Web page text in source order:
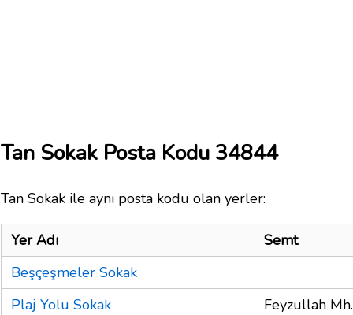
Tan Sokak Posta Kodu 34844
Tan Sokak ile aynı posta kodu olan yerler:
Yer Adı
Semt
Beşçeşmeler Sokak
Plaj Yolu Sokak
Feyzullah Mh.